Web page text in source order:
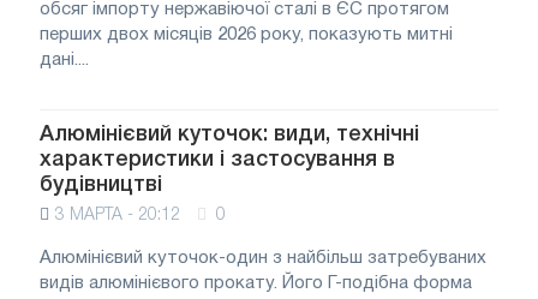
обсяг імпорту нержавіючої сталі в ЄС протягом
перших двох місяців 2026 року, показують митні
дані....
Алюмінієвий куточок: види, технічні
характеристики і застосування в
будівництві
3 МАРТА - 20:12 0
Алюмінієвий куточок-один з найбільш затребуваних
видів алюмінієвого прокату. Його Г-подібна форма